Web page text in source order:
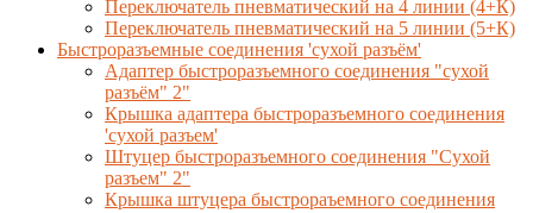
Переключатель пневматический на 4 линии (4+К)
Переключатель пневматический на 5 линии (5+К)
Быстроразъемные соединения 'сухой разъём'
Адаптер быстроразъемного соединения "сухой
разъём" 2"
Крышка адаптера быстроразъемного соединения
'сухой разъем'
Штуцер быстроразъемного соединения "Сухой
разъем" 2"
Крышка штуцера быстрораъемного соединения